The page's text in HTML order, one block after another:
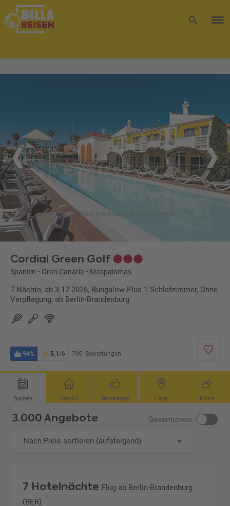
Cordial Green Golf
Spanien • Gran Canaria • Maspalomas
7 Nächte, ab 3.12.2026, Bungalow Plus 1 Schlafzimmer, Ohne
Verpflegung, ab Berlin-Brandenburg
94% 5,1 /6 790 Bewertungen
Buchen Details Bewertung Lage Klima
3.000 Angebote Gesamtpreis
Nach Preis sortieren (aufsteigend)
7 Hotelnächte Flug ab Berlin-Brandenburg
(BER)